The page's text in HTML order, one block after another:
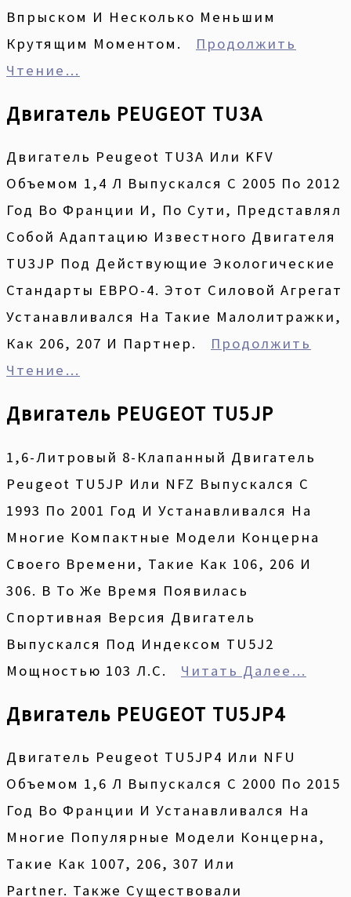
Впрыском И Несколько Меньшим
Крутящим Моментом.
Продолжить
Чтение…
Двигатель PEUGEOT TU3A
Двигатель Peugeot TU3A Или KFV
Объемом 1,4 Л Выпускался С 2005 По 2012
Год Во Франции И, По Сути, Представлял
Собой Адаптацию Известного Двигателя
TU3JP Под Действующие Экологические
Стандарты ЕВРО-4. Этот Силовой Агрегат
Устанавливался На Такие Малолитражки,
Как 206, 207 И Партнер.
Продолжить
Чтение…
Двигатель PEUGEOT TU5JP
1,6-Литровый 8-Клапанный Двигатель
Peugeot TU5JP Или NFZ Выпускался С
1993 По 2001 Год И Устанавливался На
Многие Компактные Модели Концерна
Своего Времени, Такие Как 106, 206 И
306. В То Же Время Появилась
Спортивная Версия Двигатель
Выпускался Под Индексом TU5J2
Мощностью 103 Л.с.
Читать Далее…
Двигатель PEUGEOT TU5JP4
Двигатель Peugeot TU5JP4 Или NFU
Объемом 1,6 Л Выпускался С 2000 По 2015
Год Во Франции И Устанавливался На
Многие Популярные Модели Концерна,
Такие Как 1007, 206, 307 Или
Partner. Также Существовали